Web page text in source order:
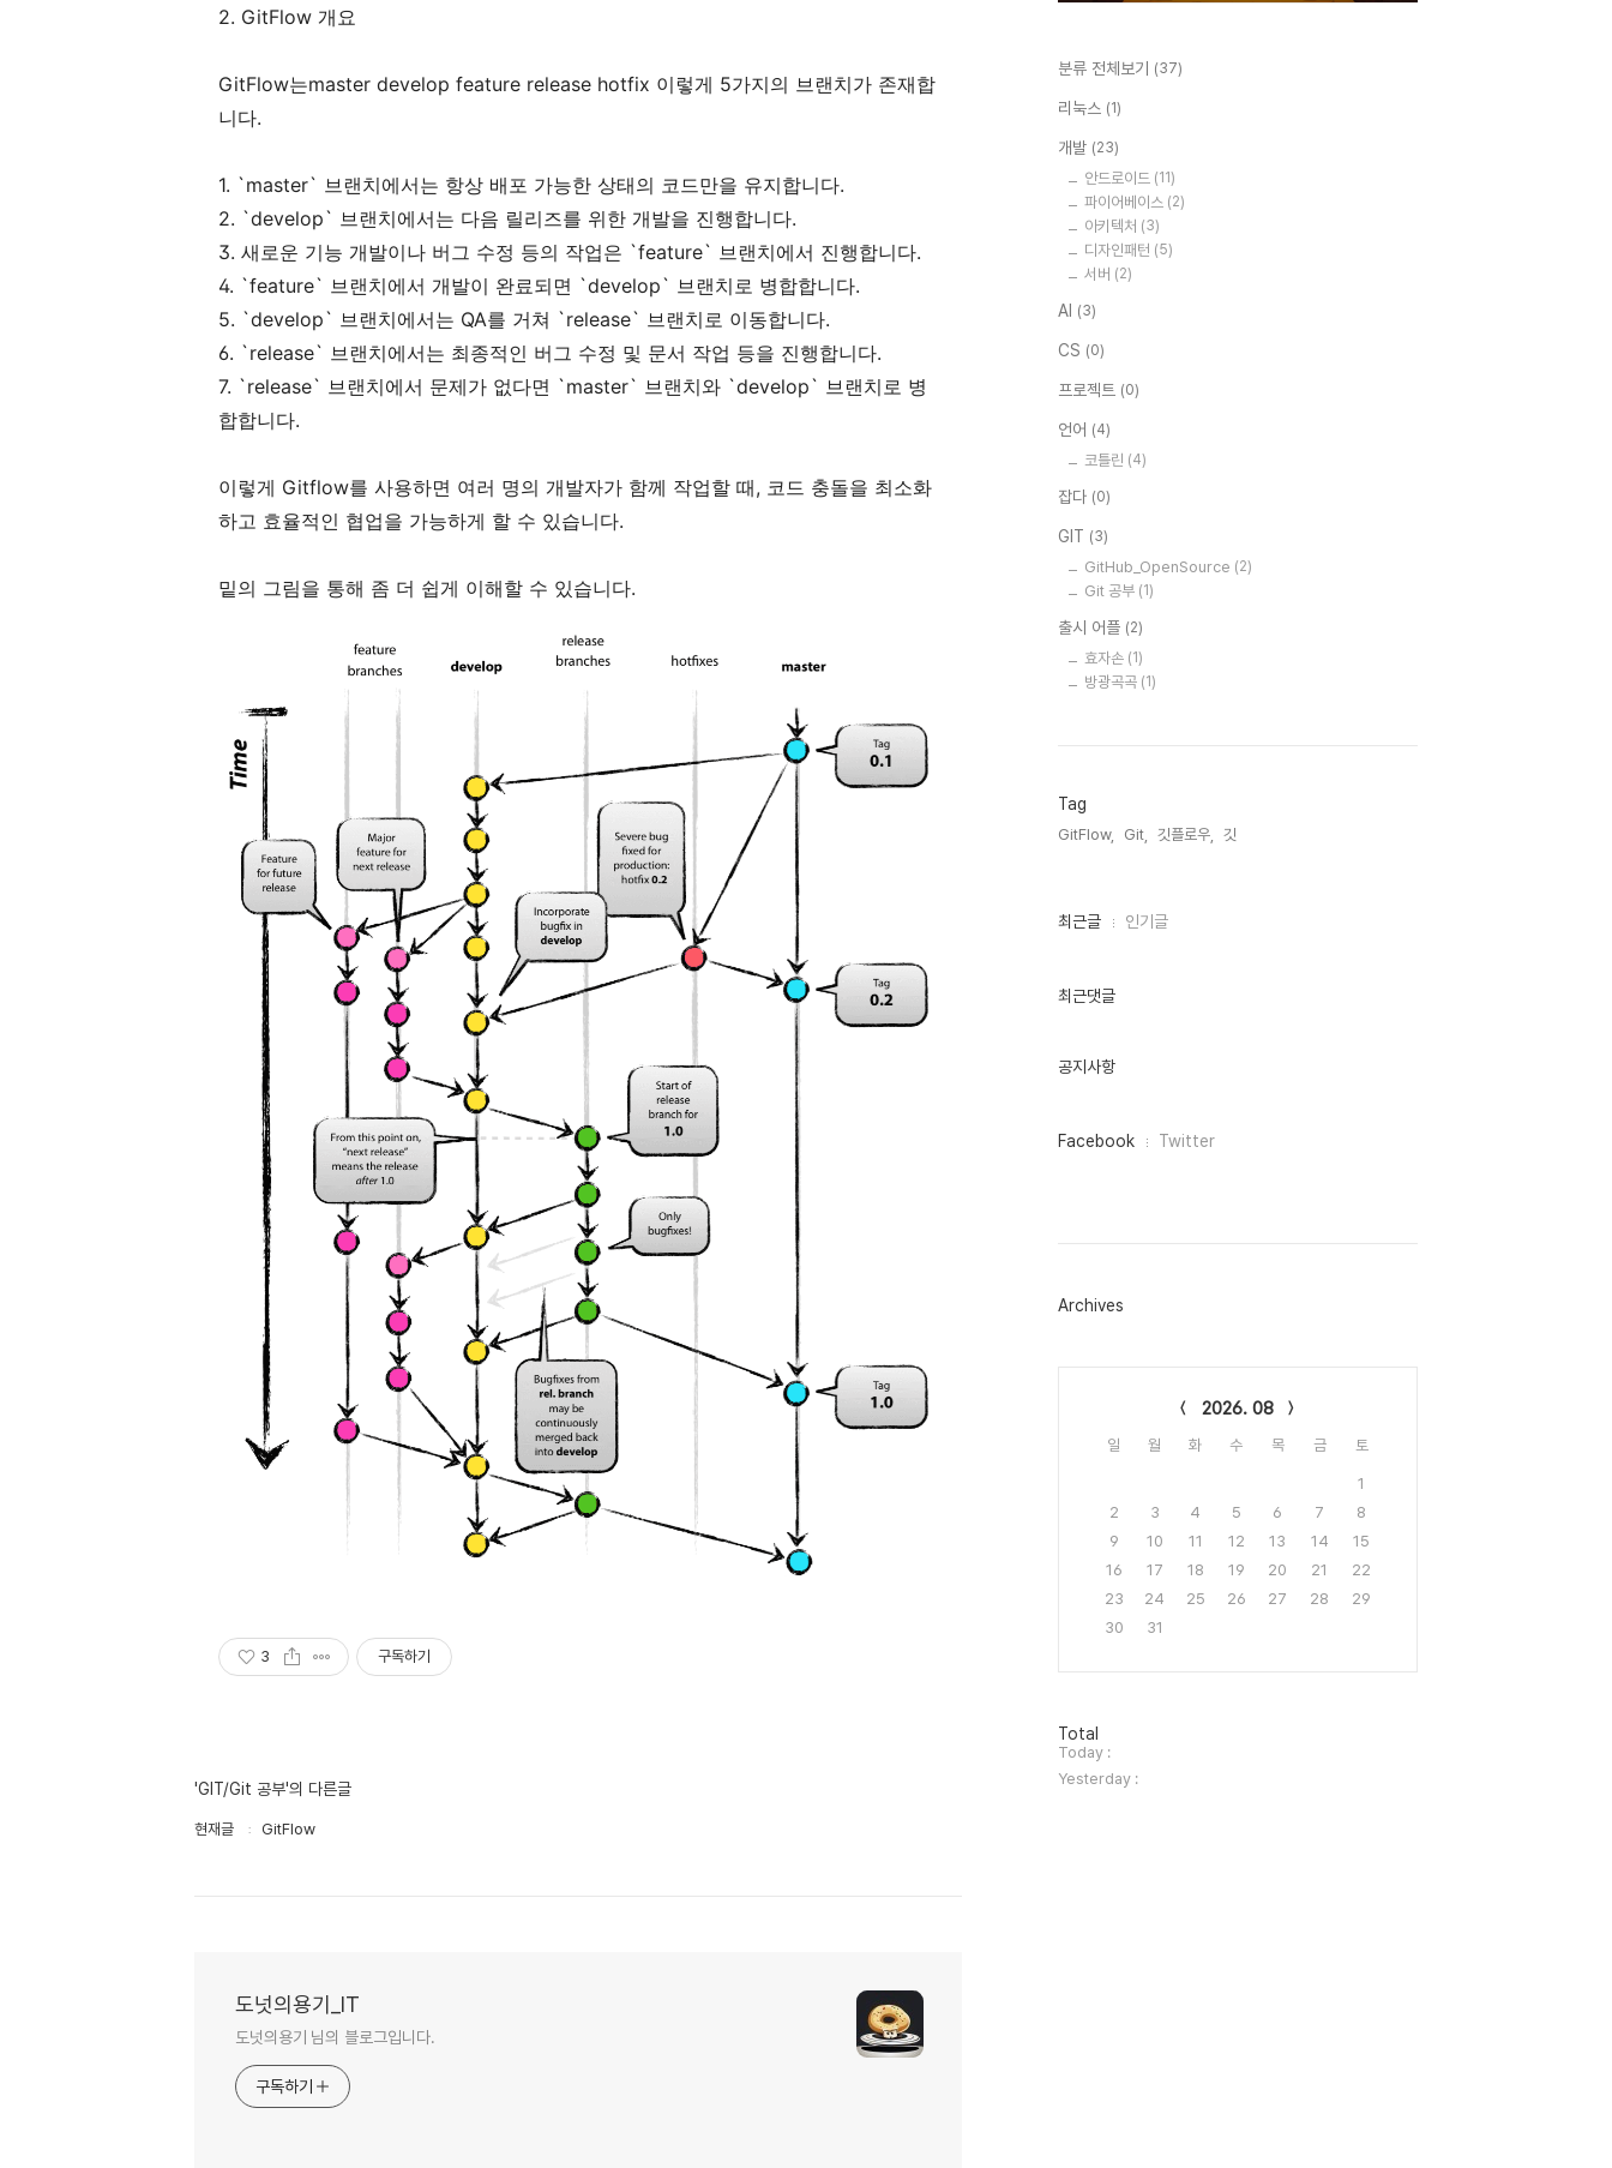
2. GitFlow 개요
GitFlow는master develop feature release hotfix 이렇게 5가지의 브랜치가 존재합
니다.
1. `master` 브랜치에서는 항상 배포 가능한 상태의 코드만을 유지합니다.
2. `develop` 브랜치에서는 다음 릴리즈를 위한 개발을 진행합니다.
3. 새로운 기능 개발이나 버그 수정 등의 작업은 `feature` 브랜치에서 진행합니다.
4. `feature` 브랜치에서 개발이 완료되면 `develop` 브랜치로 병합합니다.
5. `develop` 브랜치에서는 QA를 거쳐 `release` 브랜치로 이동합니다.
6. `release` 브랜치에서는 최종적인 버그 수정 및 문서 작업 등을 진행합니다.
7. `release` 브랜치에서 문제가 없다면 `master` 브랜치와 `develop` 브랜치로 병
합합니다.
이렇게 Gitflow를 사용하면 여러 명의 개발자가 함께 작업할 때, 코드 충돌을 최소화
하고 효율적인 협업을 가능하게 할 수 있습니다.
밑의 그림을 통해 좀 더 쉽게 이해할 수 있습니다.
3 구독하기
'GIT/Git 공부'의 다른글
현재글 GitFlow
도넛의용기_IT
도넛의용기 님의 블로그입니다.
구독하기
분류 전체보기 (37)
리눅스 (1)
개발 (23)
안드로이드 (11)
파이어베이스 (2)
아키텍처 (3)
디자인패턴 (5)
서버 (2)
AI (3)
CS (0)
프로젝트 (0)
언어 (4)
코틀린 (4)
잡다 (0)
GIT (3)
GitHub_OpenSource (2)
Git 공부 (1)
출시 어플 (2)
효자손 (1)
방광곡곡 (1)
Tag
GitFlow, Git, 깃플로우, 깃,
최
인
최근글 인기글
최근댓글
공지사항
페
그
Facebook Twitter
Archives
2026. 08
일 월 화 수 목 금 토
1
2
3 4 5 6 7
8
9
10 11 12 13 14
15
16
17 18 19 20 21
22
23
24 25 26 27 28
29
30
31
방
문
자
수
Total
Today :
Yesterday :